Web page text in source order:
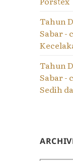
Tahun
Sabar -
Tahun
Sabar -
Sedih